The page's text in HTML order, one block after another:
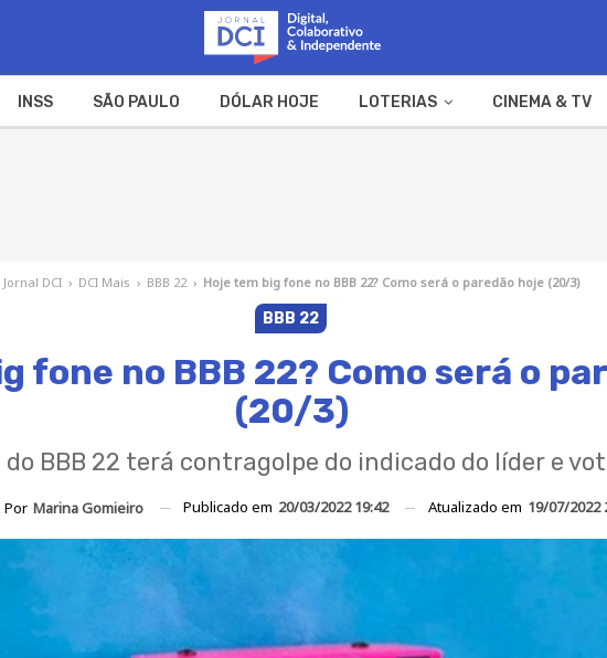
INSS SÃO PAULO DÓLAR HOJE LOTERIAS CINEMA & TV
Jornal DCI › DCI Mais › BBB 22 › Hoje tem big fone no BBB 22? Como será o paredão hoje (20/3)
BBB 22
fone no BBB 22? Como será o
(20/3)
BBB 22 terá contragolpe do indicado do líder e
Por Marina Gomieiro Publicado em 20/03/2022 19:42 Atualizado em 19/07/2022